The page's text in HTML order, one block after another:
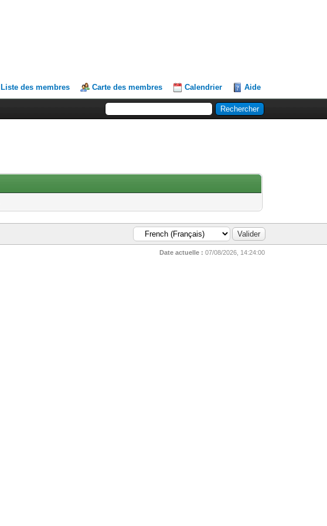
Liste des membres Carte des membres Calendrier Aide
Date actuelle : 07/08/2026, 14:24:00